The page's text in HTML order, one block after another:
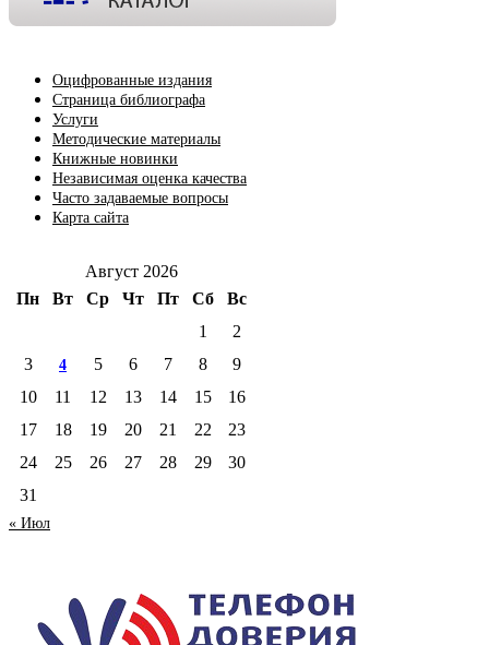
Оцифрованные издания
Страница библиографа
Услуги
Методические материалы
Книжные новинки
Независимая оценка качества
Часто задаваемые вопросы
Карта сайта
Август 2026
Пн
Вт Ср Чт Пт Сб
Вс
1
2
3
4 5 6 7 8
9
10
11 12 13 14 15
16
17
18 19 20 21 22
23
24
25 26 27 28 29
30
31
« Июл